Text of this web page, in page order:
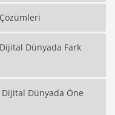
Dünyada Fark
Dünyada Öne